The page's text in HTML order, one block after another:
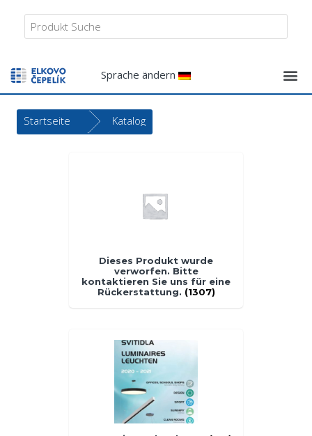
Sprache ändern
Startseite Katalog
Dieses Produkt wurde
verworfen. Bitte
kontaktieren Sie uns für eine
Rückerstattung. (1307)